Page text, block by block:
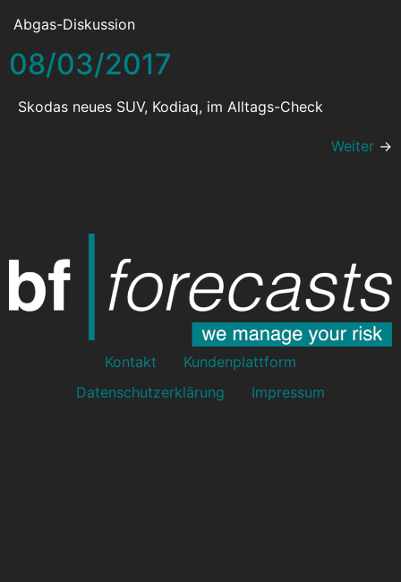
Abgas-Diskussion
08/03/2017
Skodas neues SUV, Kodiaq, im Alltags-Check
Weiter →
Kontakt
Kundenplattform
Datenschutzerklärung
Impressum